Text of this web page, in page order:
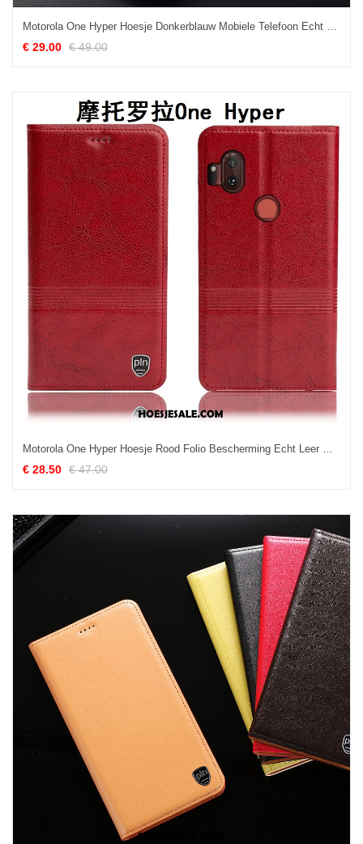
Motorola One Hyper Hoesje Donkerblauw Mobiele Telefoon Echt Leer Folio Patroon Sale
€ 29.00 € 49.00
Motorola One Hyper Hoesje Rood Folio Bescherming Echt Leer Mobiele Telefoon Goedkoop
€ 28.50 € 47.00